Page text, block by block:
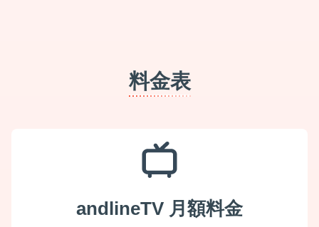
料金表
andlineTV 月額料金